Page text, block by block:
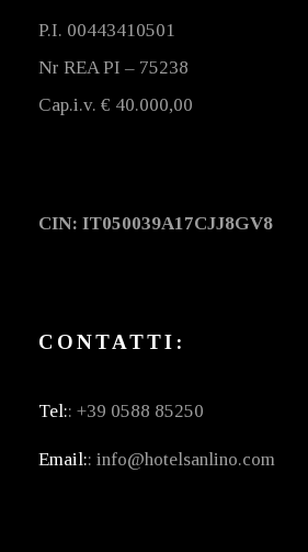
P.I. 00443410501
Nr REA PI – 75238
Cap.i.v. € 40.000,00
CIN: IT050039A17CJJ8GV8
CONTATTI:
Tel:: +39 0588 85250
Email:: info@hotelsanlino.com